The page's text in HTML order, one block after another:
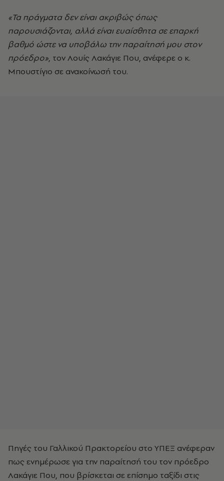
«Τα πράγματα δεν είναι ακριβώς όπως
παρουσιάζονται, αλλά είναι ευαίσθητα σε επαρκή
βαθμό ώστε να υποβάλω την παραίτησή μου στον
πρόεδρο», τον Λουίς Λακάγιε Που, ανέφερε ο κ.
Μπουστίγιο σε ανακοίνωσή του.
Πηγές του Γαλλικού Πρακτορείου στο ΥΠΕΞ ανέφεραν
πως ενημέρωσε για την παραίτησή του τον πρόεδρο
Λακάγιε Που, που βρίσκεται σε επίσημο ταξίδι στις